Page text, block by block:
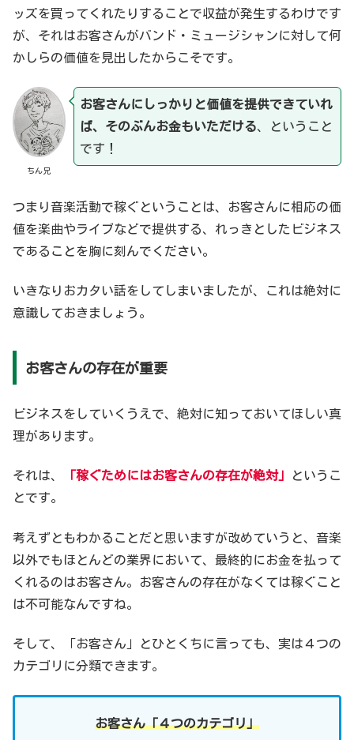
ッズを買ってくれたりすることで収益が発生するわけです
が、それはお客さんがバンド・ミュージシャンに対して何
かしらの価値を見出したからこそです。
ちん兄
お客さんにしっかりと価値を提供できていれ
ば、そのぶんお金もいただける、ということ
です！
つまり音楽活動で稼ぐということは、お客さんに相応の価
値を楽曲やライブなどで提供する、れっきとしたビジネス
であることを胸に刻んでください。
いきなりおカタい話をしてしまいましたが、これは絶対に
意識しておきましょう。
お客さんの存在が重要
ビジネスをしていくうえで、絶対に知っておいてほしい真
理があります。
それは、 「稼ぐためにはお客さんの存在が絶対」
というこ
とです。
考えずともわかることだと思いますが改めていうと、音楽
以外でもほとんどの業界において、最終的にお金を払って
くれるのはお客さん。お客さんの存在がなくては稼ぐこと
は不可能なんですね。
そして、「お客さん」とひとくちに言っても、実は４つの
カテゴリに分類できます。
お客さん「４つのカテゴリ」